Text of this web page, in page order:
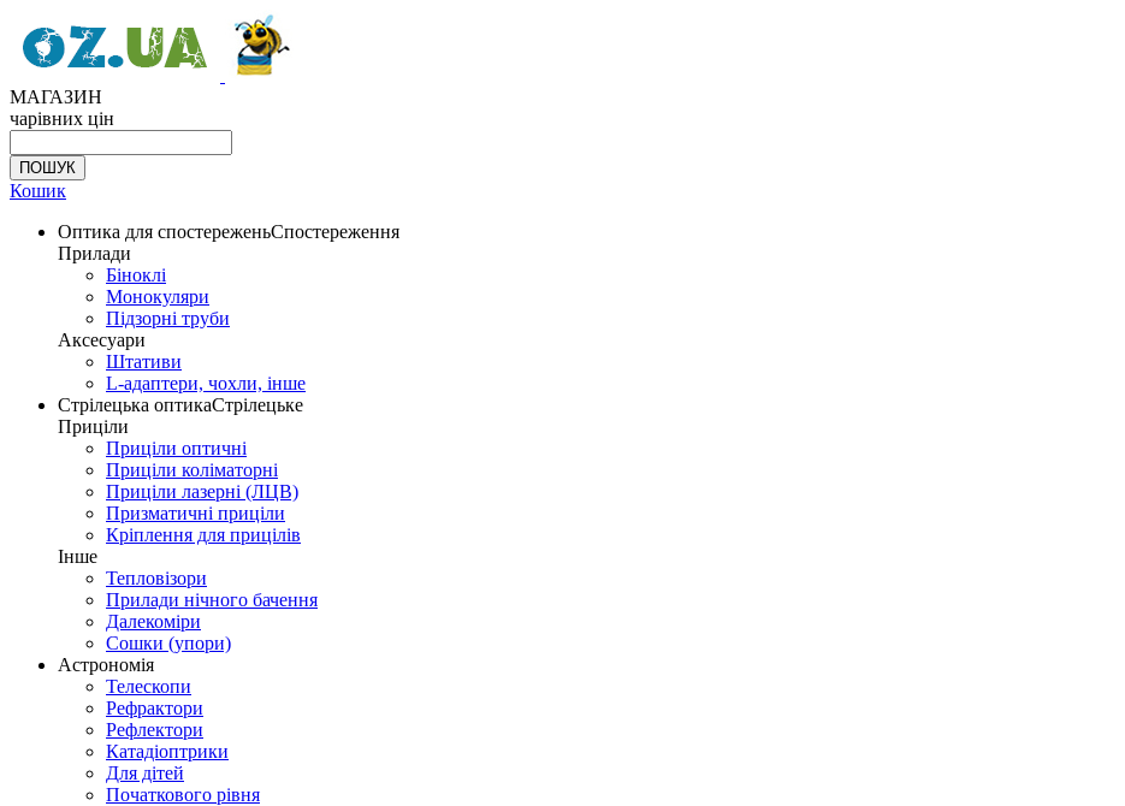
МАГАЗИН
чарівних цін
Кошик
Оптика для спостереженьСпостереження
Прилади
Біноклі
Монокуляри
Підзорні труби
Аксесуари
Штативи
L-адаптери, чохли, інше
Стрілецька оптикаСтрілецьке
Приціли
Приціли оптичні
Приціли коліматорні
Приціли лазерні (ЛЦВ)
Призматичні приціли
Кріплення для прицілів
Інше
Тепловізори
Прилади нічного бачення
Далекоміри
Сошки (упори)
Астрономія
Телескопи
Рефрактори
Рефлектори
Катадіоптрики
Для дітей
Початкового рівня